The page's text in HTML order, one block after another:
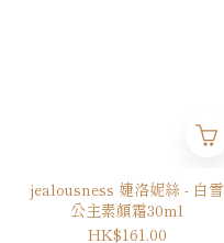
jealousness 婕洛妮絲 - 白雪
公主素顏霜30ml
HK$161.00